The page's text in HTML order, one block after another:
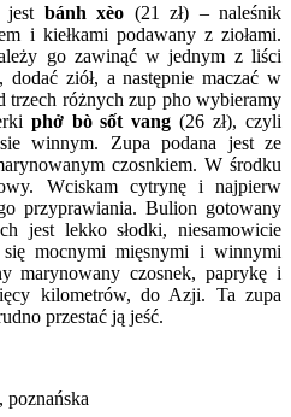
jest bánh xèo (21 zł) – naleśnik
i kiełkami podawany z ziołami.
go zawinąć w jednym z liści
dodać ziół, a następnie maczać w
trzech różnych zup pho wybieramy
phở bò sốt vang (26 zł), czyli
winnym. Zupa podana jest ze
czosnkiem. W środku
Wciskam cytrynę i najpierw
przyprawiania. Bulion gotowany
jest lekko słodki, niesamowicie
mocnymi mięsnymi i winnymi
marynowany czosnek, paprykę i
kilometrów, do Azji. Ta zupa
przestać ją jeść.